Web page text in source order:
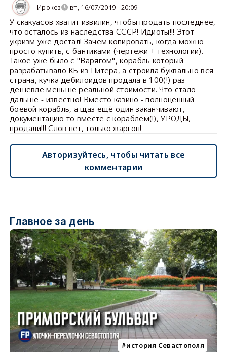
Ирокез вт, 16/07/2019 - 20:09
У скакуасов хватит извилин, чтобы продать последнее,
что осталось из наследства СССР! Идиоты!!! Этот
укризм уже достал! Зачем копировать, когда можно
просто купить, с бантиками (чертежи + технологии).
Такое уже было с "Варягом", корабль который
разрабатывало КБ из Питера, а строила буквально вся
страна, кучка дебилоидов продала в 100(!) раз
дешевле меньше реальной стоимости. Что стало
дальше - известно! Вместо казино - полноценный
боевой корабль, а щаз ещё один заканчивают,
документацию то вместе с кораблем(!), УРОДЫ,
продали!!! Слов нет, только жаргон!
Авторизуйтесь, чтобы читать все
комментарии
Главное за день
история Севастополя